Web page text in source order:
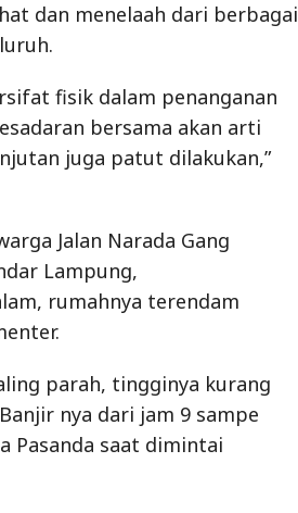
dan menelaah dari berbagai
fisik dalam penanganan
bersama akan arti
juga patut dilakukan,”
Jalan Narada Gang
Lampung,
rumahnya terendam
parah, tingginya kurang
nya dari jam 9 sampe
Pasanda saat dimintai